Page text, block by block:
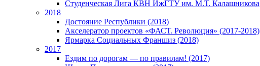
Студенческая Лига КВН ИжГТУ им. М.Т. Калашникова
2018
Достояние Республики (2018)
Акселератор проектов «ФАСТ. Революция» (2017-2018)
Ярмарка Социальных Франшиз (2018)
2017
Ездим по дорогам — по правилам! (2017)